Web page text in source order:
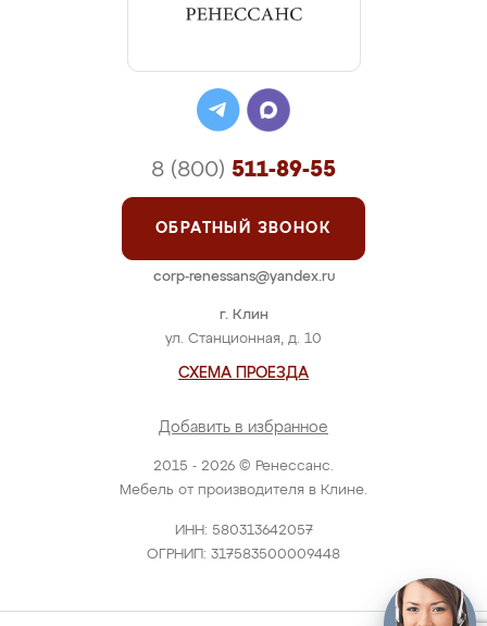
2015 - 2026 © Ренессанс.
Мебель от производителя в Клине.
ИНН: 580313642057
ОГРНИП: 317583500009448
г. Клин
ул. Станционная, д. 10
СХЕМА ПРОЕЗДА
Добавить в избранное
8 (800) 511-89-55
ОБРАТНЫЙ ЗВОНОК
corp-renessans@yandex.ru